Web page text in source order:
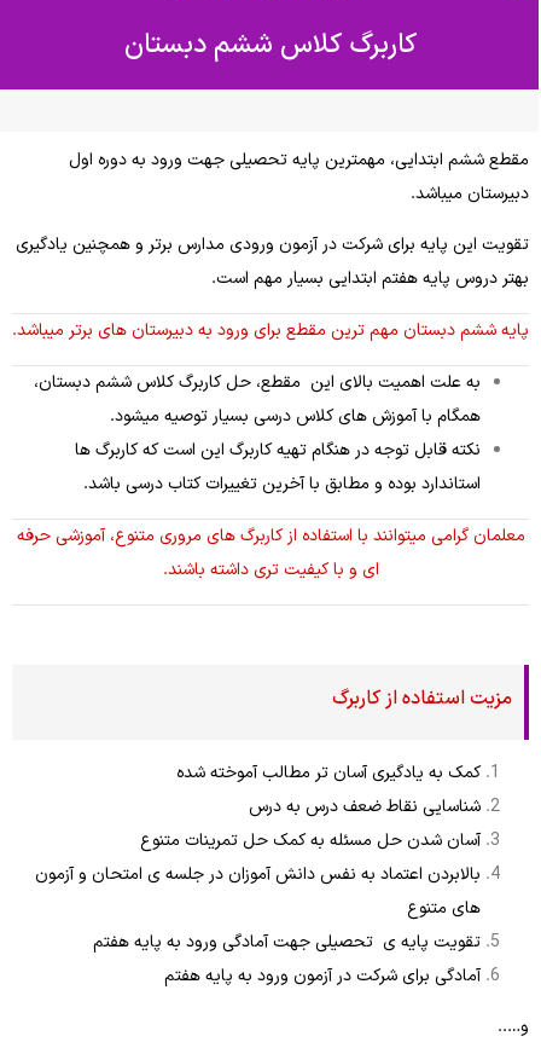
کاربرگ کلاس ششم دبستان
مقطع ششم ابتدایی، مهمترین پایه تحصیلی جهت ورود به دوره اول
دبیرستان میباشد.
تقویت این پایه برای شرکت در آزمون ورودی مدارس برتر و همچنین یادگیری
بهتر دروس پایه هفتم ابتدایی بسیار مهم است.
پایه ششم دبستان مهم ترین مقطع برای ورود به دبیرستان های برتر میباشد.
به علت اهمیت بالای این مقطع، حل کاربرگ کلاس ششم دبستان،
همگام با آموزش های کلاس درسی بسیار توصیه میشود.
نکته قابل توجه در هنگام تهیه کاربرگ این است که کاربرگ ها
استاندارد بوده و مطابق با آخرین تغییرات کتاب درسی باشد.
معلمان گرامی میتوانند با استفاده از کاربرگ های مروری متنوع، آموزشی حرفه
ای و با کیفیت تری داشته باشند.
مزیت استفاده از کاربرگ
کمک به یادگیری آسان تر مطالب آموخته شده
شناسایی نقاط ضعف درس به درس
آسان شدن حل مسئله به کمک حل تمرینات متنوع
بالابردن اعتماد به نفس دانش آموزان در جلسه ی امتحان و آزمون
های متنوع
تقویت پایه ی تحصیلی جهت آمادگی ورود به پایه هفتم
آمادگی برای شرکت در آزمون ورود به پایه هفتم
و…..